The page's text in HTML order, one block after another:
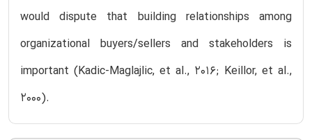
would dispute that building relationships among
organizational buyers/sellers and stakeholders is
important (Kadic-Maglajlic, et al., 2016; Keillor, et al.,
2000).